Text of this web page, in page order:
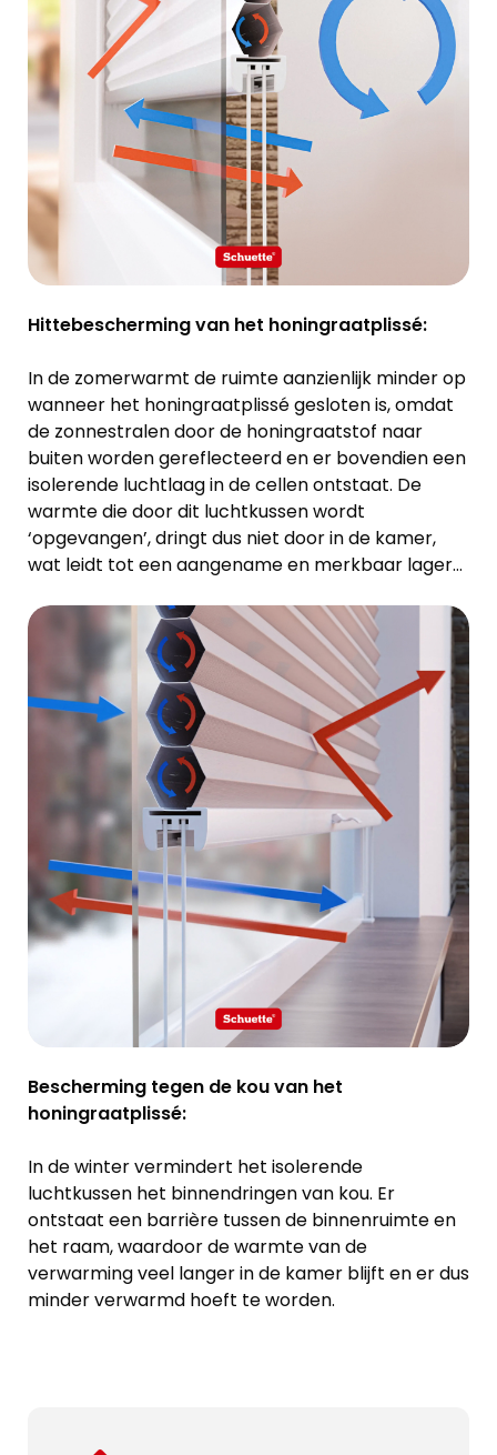
Hittebescherming van het honingraatplissé:
In de zomerwarmt de ruimte aanzienlijk minder op
wanneer het honingraatplissé gesloten is, omdat
de zonnestralen door de honingraatstof naar
buiten worden gereflecteerd en er bovendien een
isolerende luchtlaag in de cellen ontstaat. De
warmte die door dit luchtkussen wordt
‘opgevangen’, dringt dus niet door in de kamer,
wat leidt tot een aangename en merkbaar lagere
Bescherming tegen de kou van het
honingraatplissé:
In de winter vermindert het isolerende
luchtkussen het binnendringen van kou. Er
ontstaat een barrière tussen de binnenruimte en
het raam, waardoor de warmte van de
verwarming veel langer in de kamer blijft en er dus
minder verwarmd hoeft te worden.